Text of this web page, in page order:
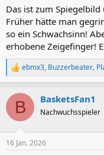
:
Das ist zum
Früher hätte man
so ein Schwachsinn!
erhobene Zeigefinger!
R
e
k
i
e
ebmx3, Buzzerbeater,
B BasketsFan1
Nachwuchsspieler
16 Jan. 2026